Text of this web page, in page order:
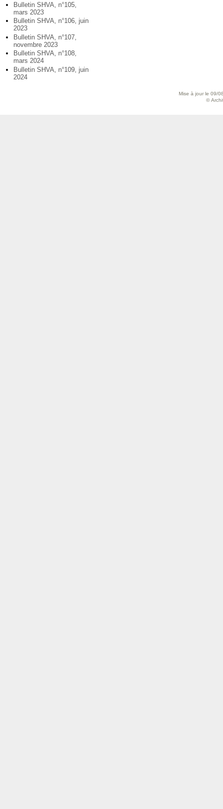
Bulletin SHVA, n°105,
mars 2023
Bulletin SHVA, n°106, juin
2023
Bulletin SHVA, n°107,
novembre 2023
Bulletin SHVA, n°108,
mars 2024
Bulletin SHVA, n°109, juin
2024
Mise à jour le 09/
©